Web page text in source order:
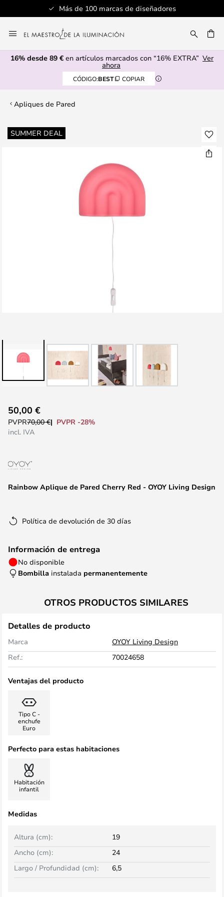
Más de 100 marcas de diseñadores
al
contenido
16% desde 89 € en artículos marcados con “16% EXTRA” Ver
ahora
CÓDIGO:BEST COPIAR
Apliques de Pared
SUMMER DEAL
Saltar
al
comienzo
galería
imágenes
Rainbow Aplique de Pared Cherry Red - OYOY Living Design
50,00 €
PVPR70,00 €
PVPR -28%
incl. IVA
Política de devolución de 30 días
Información de entrega
No disponible
Bombilla instalada permanentemente
OTROS PRODUCTOS SIMILARES
Detalles de producto
Marca
OYOY Living Design
Ref.:
70024658
Ventajas del producto
Tipo C -
enchufe
Euro
Perfecto para estas habitaciones
Habitación
infantil
Medidas
Ancho (cm): 24
Altura (cm): 19
Largo / Profundidad (cm): 6,5